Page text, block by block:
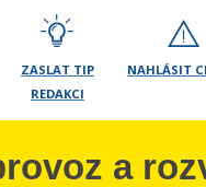
ZASLAT TIP
REDAKCI
NAHLÁSIT